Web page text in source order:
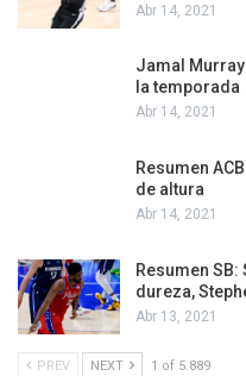
Abr 14, 2021
Jamal
la temporada
Abr 14, 2021
Resumen
de altura
Abr 14, 2021
Resumen
dureza,
Abr 13, 2021
PREV NEXT 1 of 5.889